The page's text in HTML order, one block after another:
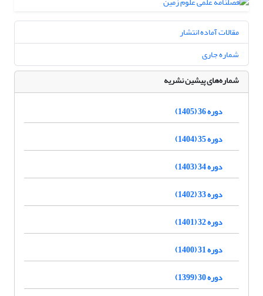
مقالات آماده انتشار
شماره جاری
شماره‌های پیشین نشریه
دوره 36 (1405)
دوره 35 (1404)
دوره 34 (1403)
دوره 33 (1402)
دوره 32 (1401)
دوره 31 (1400)
دوره 30 (1399)